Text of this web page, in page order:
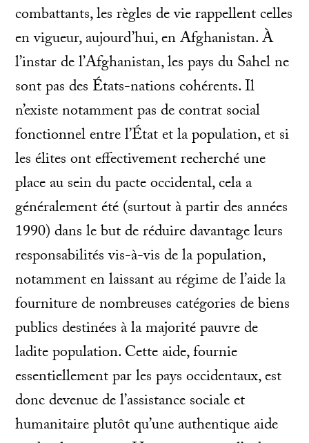
combattants, les règles de vie rappellent celles
en vigueur, aujourd’hui, en Afghanistan. À
l’instar de l’Afghanistan, les pays du Sahel ne
sont pas des États-nations cohérents. Il
n’existe notamment pas de contrat social
fonctionnel entre l’État et la population, et si
les élites ont effectivement recherché une
place au sein du pacte occidental, cela a
généralement été (surtout à partir des années
1990) dans le but de réduire davantage leurs
responsabilités vis-à-vis de la population,
notamment en laissant au régime de l’aide la
fourniture de nombreuses catégories de biens
publics destinées à la majorité pauvre de
ladite population. Cette aide, fournie
essentiellement par les pays occidentaux, est
donc devenue de l’assistance sociale et
humanitaire plutôt qu’une authentique aide